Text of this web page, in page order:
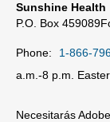
Sunshine Health
P.O. Box 459089
Phone: 1-866-
a.m.-8 p.m.
Necesitarás